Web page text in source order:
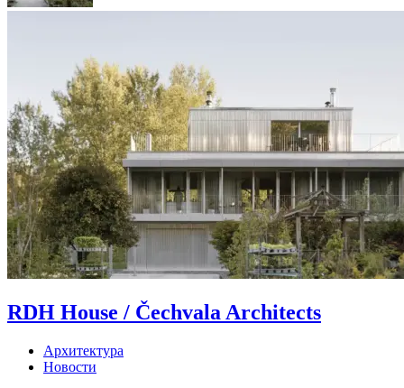
RDH House / Čechvala Architects
Архитектура
Новости